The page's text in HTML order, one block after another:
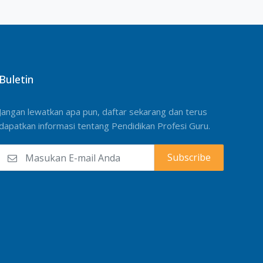
lewatkan apa pun, daftar sekarang dan terus
informasi tentang Pendidikan Profesi Guru.